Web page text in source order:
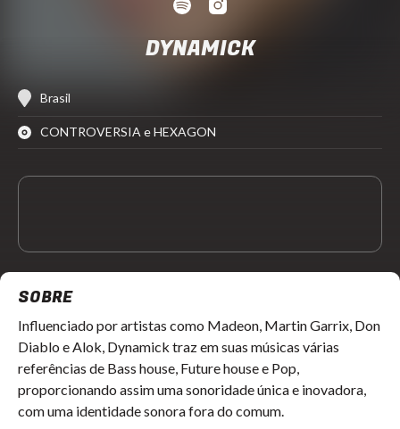
DYNAMICK
Brasil
CONTROVERSIA e HEXAGON
SOBRE
Influenciado por artistas como Madeon, Martin Garrix, Don
Diablo e Alok, Dynamick traz em suas músicas várias
referências de Bass house, Future house e Pop,
proporcionando assim uma sonoridade única e inovadora,
com uma identidade sonora fora do comum.